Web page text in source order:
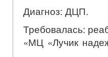
Диагноз: ДЦП.
Требовалась:
«МЦ «Лучик